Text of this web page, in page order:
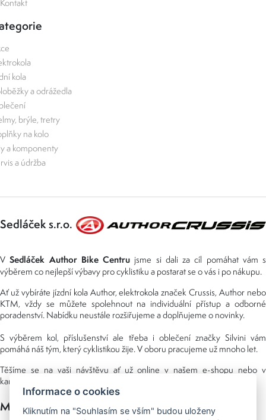
Kontakt
kola
a odrážedla
brýle, tretry
na kolo
a komponenty
a údržba
Sedláček s.r.o.
VSedláček Author Bike Centru jsme si dali za cíl pomáhat vám s
výběrem co nejlepší výbavy pro cyklistiku a postarat se o vás i po nákupu.
Ať už vybíráte jízdní kola Author, elektrokola značek Crussis, Author nebo
KTM, vždy se můžete spolehnout na individuální přístup a odborné
poradenství. Nabídku neustále rozšiřujeme a doplňujeme o novinky.
S výběrem kol, příslušenství ale třeba i oblečení značky Silvini vám
pomáhá náš tým, který cyklistikou žije. V oboru pracujeme už mnoho let.
Těšíme se na vaši návštěvu ať už online v našem e-shopu nebo v
kamenné prodejně, kterou najdete v NS (nákupní středisko) URAN.
Možnosti platby
Informace o cookies
Kliknutím na "Souhlasím se vším" budou uloženy